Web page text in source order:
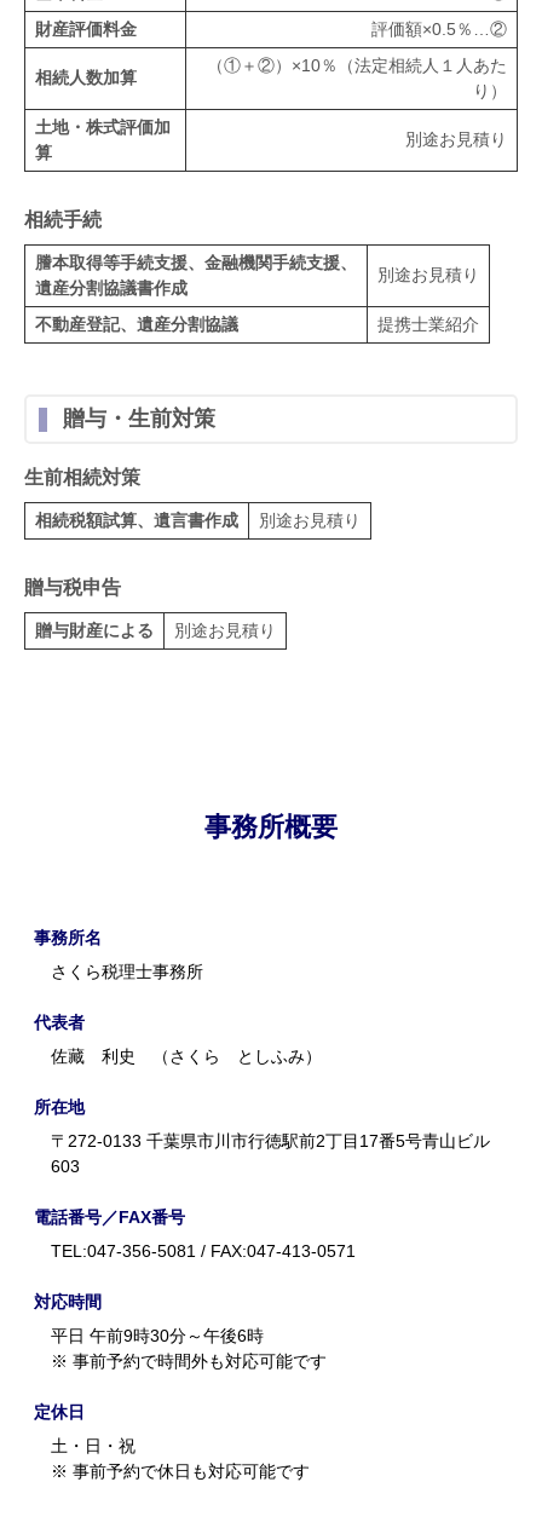
財産評価料金
評価額×0.5％…②
相続人数加算
（①＋②）×10％（法定相続人１人あた
り）
土地・株式評価加
算
別途お見積り
相続手続
謄本取得等手続支援、金融機関手続支援、
遺産分割協議書作成
別途お見積り
不動産登記、遺産分割協議 提携士業紹介
贈与・生前対策
生前相続対策
相続税額試算、遺言書作成 別途お見積り
贈与税申告
贈与財産による 別途お見積り
事務所概要
事務所名
さくら税理士事務所
代表者
佐藏 利史 （さくら としふみ）
所在地
〒272-0133 千葉県市川市行徳駅前2丁目17番5号青山ビル
603
電話番号／FAX番号
TEL:047-356-5081 / FAX:047-413-0571
対応時間
平日 午前9時30分～午後6時
※ 事前予約で時間外も対応可能です
定休日
土・日・祝
※ 事前予約で休日も対応可能です